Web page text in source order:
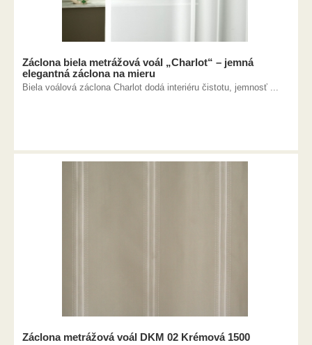
Záclona biela metrážová voál „Charlot“ – jemná
elegantná záclona na mieru
Biela voálová záclona Charlot dodá interiéru čistotu, jemnosť ...
Záclona metrážová voál DKM 02 Krémová 1500